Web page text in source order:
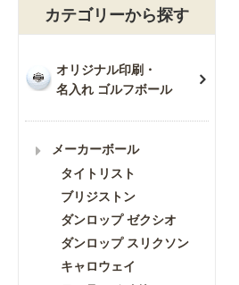
カテゴリーから探す
オリジナル印刷・
名入れ ゴルフボール
メーカーボール
タイトリスト
ブリジストン
ダンロップ ゼクシオ
ダンロップ スリクソン
キャロウェイ